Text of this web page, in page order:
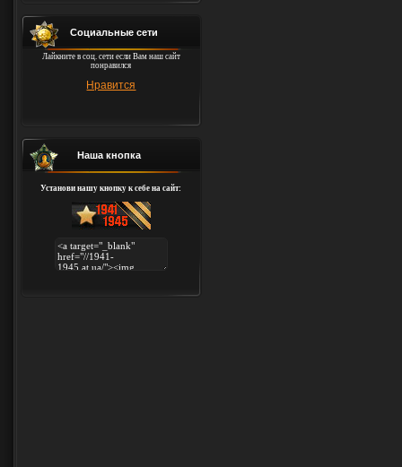
Социальные сети
Лайкните в соц. сети если Вам наш сайт
понравился
Нравится
Наша кнопка
Установи нашу кнопку к себе на сайт: